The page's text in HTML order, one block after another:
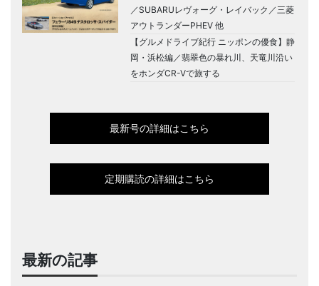
／SUBARUレヴォーグ・レイバック／三菱
アウトランダーPHEV 他
【グルメドライブ紀行 ニッポンの優食】静
岡・浜松編／翡翠色の暴れ川、天竜川沿い
をホンダCR-Vで旅する
最新号の詳細はこちら
定期購読の詳細はこちら
最新の記事